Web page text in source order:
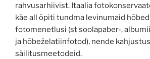
rahvusarhiivist. Itaalia
käe all õpiti tundma levinumaid
fotomenetlusi (st soolapaber-,
ja hõbeželatiinfotod), nende
säilitusmeetodeid.